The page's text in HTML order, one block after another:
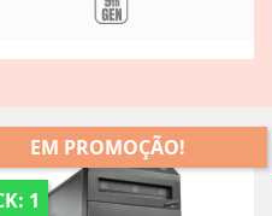
EM PROMOÇÃO!
1